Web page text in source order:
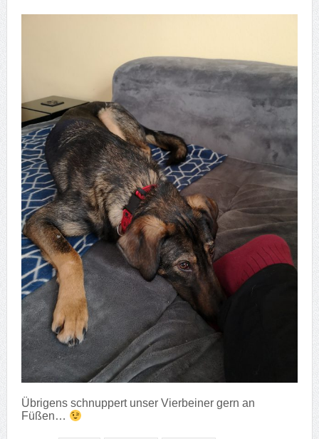
Übrigens schnuppert unser Vierbeiner gern an
Füßen…